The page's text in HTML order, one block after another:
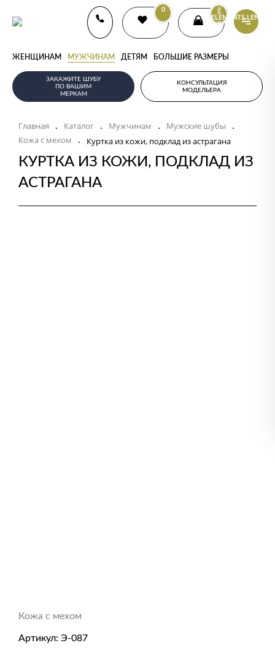
0
{{
ELEMENTS.LENGTH
}}
ЖЕНЩИНАМ МУЖЧИНАМ ДЕТЯМ БОЛЬШИЕ РАЗМЕРЫ
ЗАКАЖИТЕ ШУБУ
ПО ВАШИМ
МЕРКАМ
КОНСУЛЬТАЦИЯ
МОДЕЛЬЕРА
Главная . Каталог . Мужчинам . Мужские шубы .
Кожа с мехом . Куртка из кожи, подклад из астрагана
КУРТКА ИЗ КОЖИ, ПОДКЛАД ИЗ
АСТРАГАНА
Кожа с мехом
Артикул: Э-087